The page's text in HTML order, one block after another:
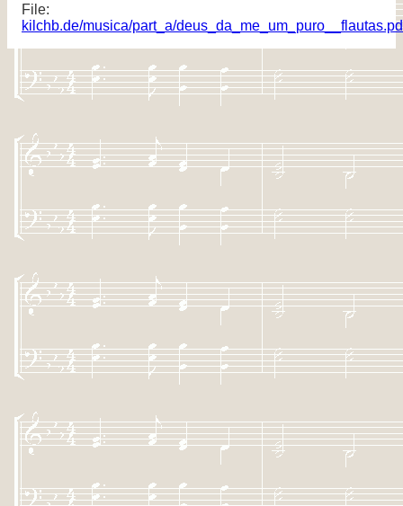
File:
kilchb.de/musica/part_a/